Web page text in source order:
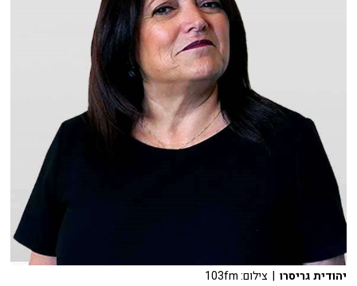
יהודית גריסרו | צילום: 103fm